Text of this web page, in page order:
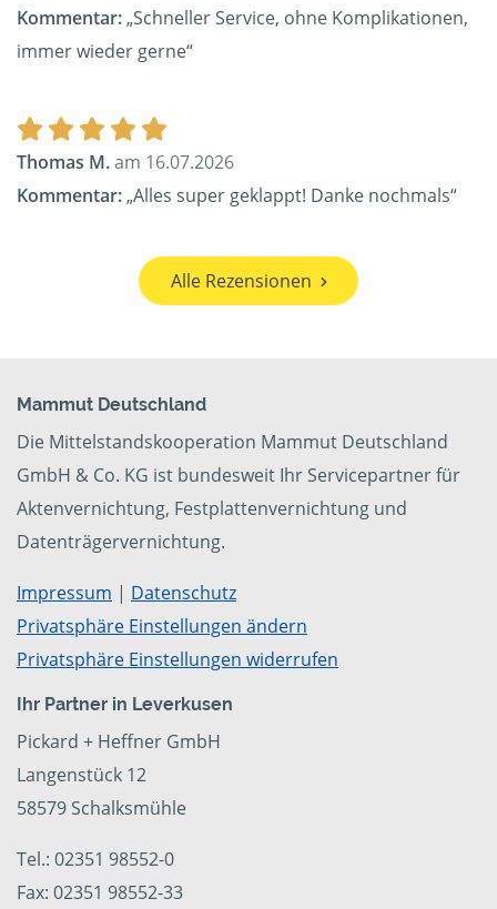
Kommentar:„Schneller Service, ohne Komplikationen,
immer wieder gerne“
Thomas M.am 16.07.2026
Kommentar:„Alles super geklappt! Danke nochmals“
Alle Rezensionen
Mammut Deutschland
Die Mittelstandskooperation Mammut Deutschland
GmbH & Co. KG ist bundesweit Ihr Servicepartner für
Aktenvernichtung, Festplattenvernichtung und
Datenträgervernichtung.
Impressum | Datenschutz
Privatsphäre Einstellungen ändern
Privatsphäre Einstellungen widerrufen
Ihr Partner in Leverkusen
Pickard + Heffner GmbH
Langenstück 12
58579 Schalksmühle
Tel.: 02351 98552-0
Fax: 02351 98552-33